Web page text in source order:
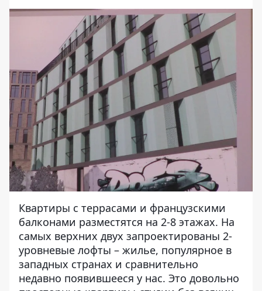
Квартиры с террасами и французскими
балконами разместятся на 2-8 этажах. На
самых верхних двух запроектированы 2-
уровневые лофты – жилье, популярное в
западных странах и сравнительно
недавно появившееся у нас. Это довольно